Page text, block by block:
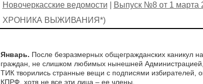
Новочеркасские ведомости Выпуск №8 от 1 марта
ХРОНИКА ВЫЖИВАНИЯ*)
Январь. После безразмерных общегражданских каникул
граждан, не слишком любимых нынешней
ТИК творились странные вещи с подписями
КПРФ, хотя не все эти лица – ее члены.